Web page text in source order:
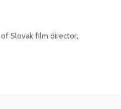
Slovak film director,